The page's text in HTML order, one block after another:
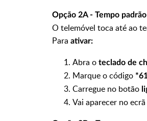
Opção 2A - Tempo padrão
O telemóvel toca até ao
Para ativar:
Abra o teclado de
Marque o código
Carregue no botão
Vai aparecer no